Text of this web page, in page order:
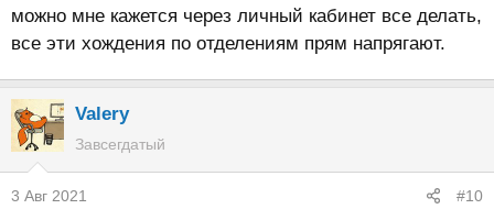
можно мне кажется через личный кабинет все делать,
все эти хождения по отделениям прям напрягают.
Valery
Завсегдатый
3 Авг 2021 #10